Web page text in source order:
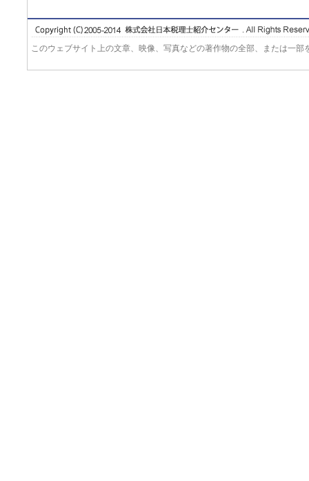
このウェブサイト上の文章、映像、写真などの著作物の全部、または一